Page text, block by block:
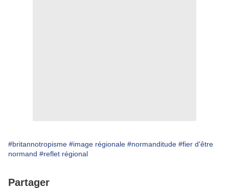
#britannotropisme #image régionale #normanditude #fier d'être
normand #reflet régional
Partager